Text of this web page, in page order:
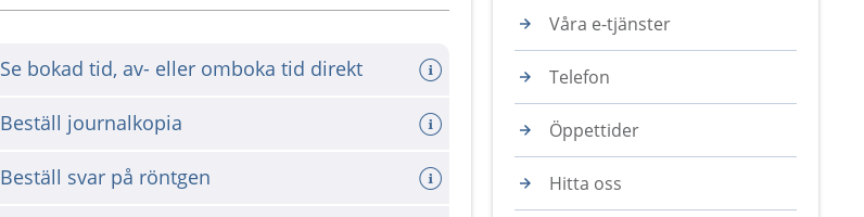
Se bokad tid, av- eller omboka tid direkt
Beställ journalkopia
Beställ svar på röntgen
Våra e-tjänster
Telefon
Öppettider
Hitta oss